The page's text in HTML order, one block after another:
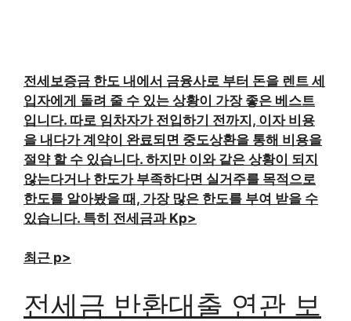
전세보증금 한도 내에서 금융사로 부터 돈을 렌트 세
입자에게 돌려 줄 수 있는 상황이 가장 좋은 베스트
입니다. 따로 임차자가 전입하기 전까지, 이자 비용
을 내다가 계약이 완료되면 중도상환을 통해 비용을
절약 할 수 있습니다. 하지만 이와 같은 상황이 되지
않는다거나 한도가 부족하다면 실거주를 목적으로
한도를 알아봤을 때, 가장 많은 한도를 부여 받을 수
있습니다. 특히 전세금과 Kp>
최근 p>
전세금 반환대출 연관 보